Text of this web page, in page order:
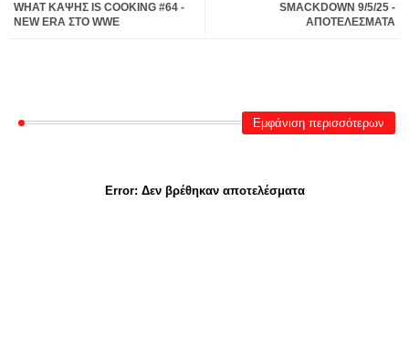
SMACKDOWN 9/5/25 -
ΑΠΟΤΕΛΕΣΜΑΤΑ
WHAT ΚΑΨΗΣ IS COOKING #64 -
NEW ERA ΣΤΟ WWE
Εμφάνιση περισσότερων
Error: Δεν βρέθηκαν αποτελέσματα